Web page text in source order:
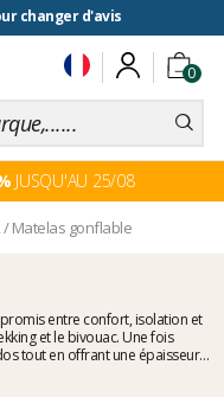
changer d'avis
0
JUSQU'AU 25/08
/Matelas gonflable
entre confort, isolation et
et le bivouac. Une fois
tout en offrant une épaisseur
Retrouvez aussi sur